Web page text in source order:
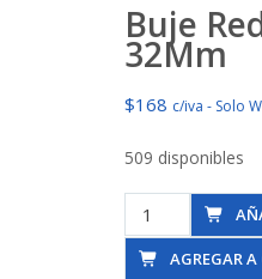
Buje
32Mm
$168 c/iva - Solo
509 disponibles
Buje
Red.Corto
Sol.40MmAGREGAR